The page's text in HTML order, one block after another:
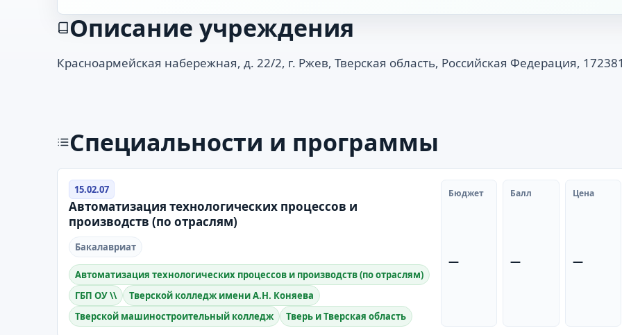
Описание учреждения
Красноармейская набережная, д. 22/2, г. Ржев, Тверская область, Российская Федерация,
Специальности и программы
15.02.07
Автоматизация технологических процессов и
производств (по отраслям)
Бакалавриат
Автоматизация технологических процессов и производств (по отраслям)
ГБП ОУ \\
Тверской колледж имени А.Н. Коняева
Тверской машиностроительный колледж
Тверь и Тверская область
Бюджет
—
Балл
—
Цена
—